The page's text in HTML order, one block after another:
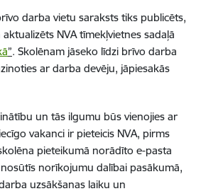
darba vietu saraksts tiks publicēts,
NVA tīmekļvietnes sadaļā
”. Skolēnam jāseko līdzi brīvo darba
ar darba devēju, jāpiesakās
un tās ilgumu būs vienojies ar
vakanci ir pieteicis NVA, pirms
pieteikumā norādīto e-pasta
norīkojumu dalībai pasākumā,
uzsākšanas laiku un